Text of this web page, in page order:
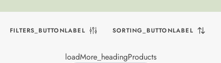
FILTERS_BUTTONLABEL SORTING_BUTTONLABEL
loadMore_headingProducts